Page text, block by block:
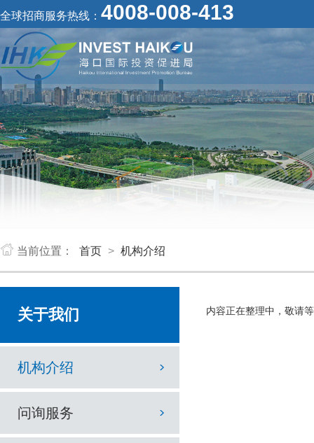
全球招商服务热线： 4008-008-413
当前位置： 首页 > 机构介绍
关于我们
机构介绍
问询服务
内容正在整理中，敬请